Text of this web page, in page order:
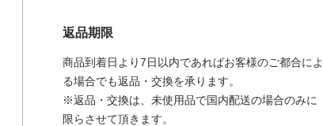
返品期限
商品到着日より7日以内であればお客様のご都合によ
る場合でも返品・交換を承ります。
※返品・交換は、未使用品で国内配送の場合のみに
限らさせて頂きます。